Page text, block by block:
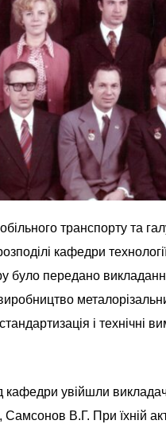
транспорту та
кафедри
було передано
стандартизація і технічні
увійшли
Самсонов В.Г. При їхній